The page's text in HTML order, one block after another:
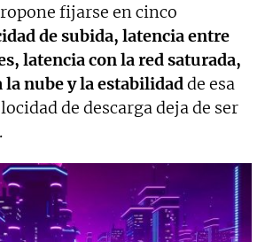
fijarse en cinco
de subida, latencia entre
latencia con la red saturada,
la nube y la estabilidadde esa
de descarga deja de ser